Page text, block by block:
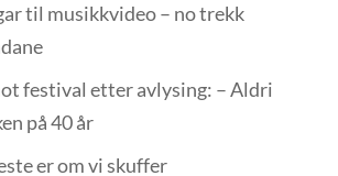
til musikkvideo – no trekk
festival etter avlysing: – Aldri
på 40 år
er om vi skuffer